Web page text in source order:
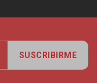
SUSCRIBIRME